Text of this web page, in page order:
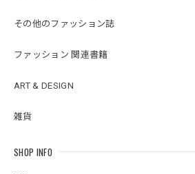
その他のファッション誌
ファッション 関連書籍
ART & DESIGN
雑貨
SHOP INFO